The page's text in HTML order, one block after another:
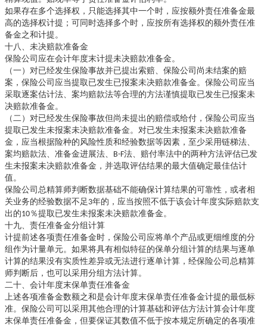
如果存在多个选择权，只能选择其中一个时，应按额外责任准备金最
高的选择权计提；可同时选择多个时，应按所有选择权的额外责任准
备金之和计提。
十八、未决赔款准备金
保险公司应在会计年度末计提未决赔款准备金。
（一） 对已经发生保险事故并已提出索赔、保险公司尚未结案的赔
案，保险公司应当提取已发生已报案未决赔款准备金。保险公司应当
采取逐案估计法、案均赔款法等合理的方法谨慎提取已发生已报案未
决赔款准备金。
（二） 对已经发生保险事故但尚未提出的赔偿或给付，保险公司应当
提取已发生未报案未决赔款准备金。对已发生未报案未决赔款准备
金 ， 应当根据险种的风险性质和经验数据等因素，至少采用链梯法、
案均赔款法、准备金进展法、 B-F法、赔付率法中的两种方法评估已发
生未报案未决赔款准备金，并选取评估结果的最大值确定最佳估计
值。
保险公司总精算师判断数据基础不能确保计算结果的可靠性，或者相
关业务的经验数据不足 3年的，应当按照不低于该会计年度实际赔款支
出的10％提取已发生未报案未决赔款准备金。
十九、责任准备金分组计算
计提前述各项责任准备金时，保险公司应将单个产品或更细维度的分
组作为计量单元。如果将具有相似特征的保单分组计算的结果与逐单
计算的结果没有实质性差异或无法进行逐单计算，经保险公司总精算
师判断后，也可以采用分组方法计算。
二十、会计年度末保单责任准备金
上述各项准备金数额之和是会计年度末保单责任准备金计提的最低标
准。保险公司可以采用其他合理的计算基础和评估方法计算会计年度
末保单责任准备金，但要保证其数值不低于按本规定所确定的各项准